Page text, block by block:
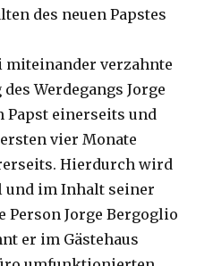
des neuen Papstes
miteinander verzahnte
Werdegangs Jorge
Papst einerseits und
vier Monate
Hierdurch wird
im Inhalt seiner
Person Jorge Bergoglio
er im Gästehaus